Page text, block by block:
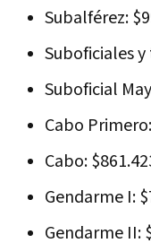
Subalférez:
Suboficiales
Suboficial
Cabo
Cabo:
Gendarme I:
Gendarme II: